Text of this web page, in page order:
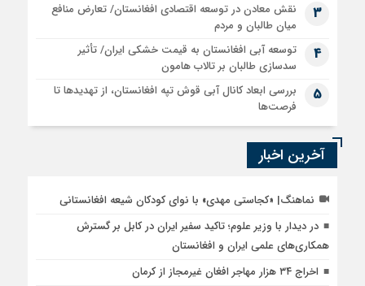
3
نقش معادن در توسعه اقتصادی افغانستان/ تعارض منافع
میان طالبان و مردم
4
توسعه آبی افغانستان به قیمت خشکی ایران/ تأثیر
سدسازی طالبان بر تالاب هامون
5
بررسی ابعاد کانال آبی قوش تپه افغانستان، از تهدیدها تا
فرصت‌ها
آخرین اخبار
نماهنگ| «کجاستی مهدی» با نوای کودکان شیعه افغانستانی
در دیدار با وزیر علوم؛ تاکید سفیر ایران در کابل بر گسترش
همکاری‌های علمی ایران و افغانستان
اخراج ۳۴ هزار مهاجر افغان غیرمجاز از کرمان